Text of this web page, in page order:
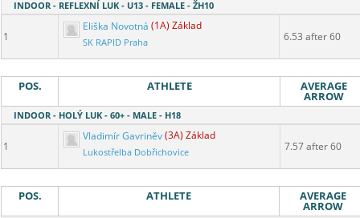
INDOOR - REFLEXNÍ LUK - U13 - FEMALE - ŽH10
1
Eliška Novotná (1A) Základ
SK RAPID Praha 6.53 after 60
POS. ATHLETE AVERAGE
ARROW
INDOOR - HOLÝ LUK - 60+ - MALE - H18
1
Vladimír Gavriněv(3A) Základ
Lukostřelba Dobřichovice 7.57 after 60
POS. ATHLETE AVERAGE
ARROW